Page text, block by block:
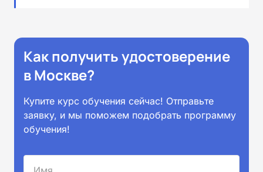
Как получить удостоверение
в Москве?
Купите курс обучения сейчас! Отправьте
заявку, и мы поможем подобрать программу
обучения!